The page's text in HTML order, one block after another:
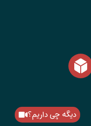
دیگه چی داریم؟